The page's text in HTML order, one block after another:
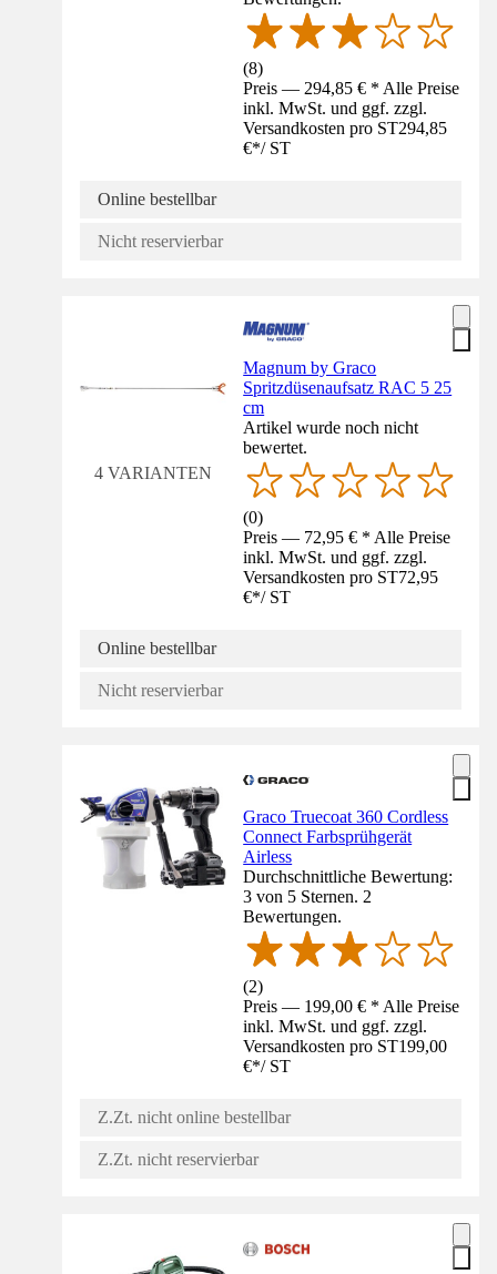
(8)
Preis — 294,85 € * Alle Preise
inkl. MwSt. und ggf. zzgl.
Versandkosten pro ST294,85
€*/ ST
Online bestellbar
Nicht reservierbar
4 VARIANTEN
Magnum by Graco
Spritzdüsenaufsatz RAC 5 25
cm
Artikel wurde noch nicht
bewertet.
(0)
Preis — 72,95 € * Alle Preise
inkl. MwSt. und ggf. zzgl.
Versandkosten pro ST72,95
€*/ ST
Online bestellbar
Nicht reservierbar
Graco Truecoat 360 Cordless
Connect Farbsprühgerät
Airless
Durchschnittliche Bewertung:
3 von 5 Sternen. 2
Bewertungen.
(2)
Preis — 199,00 € * Alle Preise
inkl. MwSt. und ggf. zzgl.
Versandkosten pro ST199,00
€*/ ST
Z.Zt. nicht online bestellbar
Z.Zt. nicht reservierbar